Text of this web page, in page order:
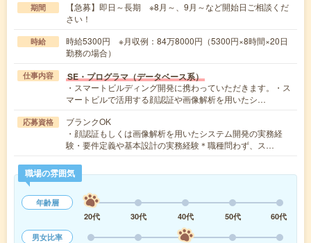
期間
【急募】即日～長期 ※8月～、9月～など開始日ご相談くだ
さい！
時給
時給5300円 ※月収例：84万8000円（5300円×8時間×20日
勤務の場合）
仕事内容 SE・プログラマ（データベース系）
・スマートビルディング開発に携わっていただきます。・ス
マートビルで活用する顔認証や画像解析を用いたシ…
応募資格
ブランクOK
・顔認証もしくは画像解析を用いたシステム開発の実務経
験・要件定義や基本設計の実務経験＊職種問わず、ス…
職場の雰囲気
年齢層
20代
30代 40代 50代
60代
男女比率